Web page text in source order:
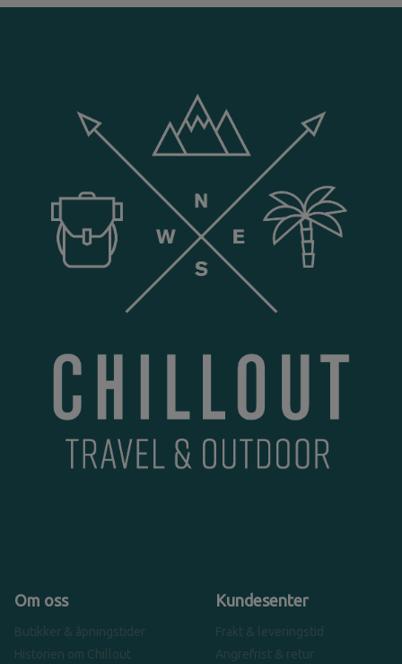
Om oss
Butikker & åpningstider
Historien om Chillout
Kundesenter
Frakt & leveringstid
Angrefrist & retur